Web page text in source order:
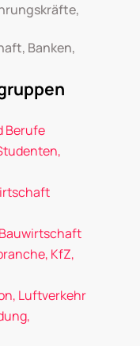
Banken,
Berufe
KfZ,
Luftverkehr